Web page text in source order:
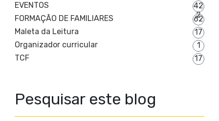
EVENTOS
42
2
FORMAÇÃO DE FAMILIARES
62
Maleta da Leitura
17
Organizador curricular
1
TCF
17
Pesquisar este blog